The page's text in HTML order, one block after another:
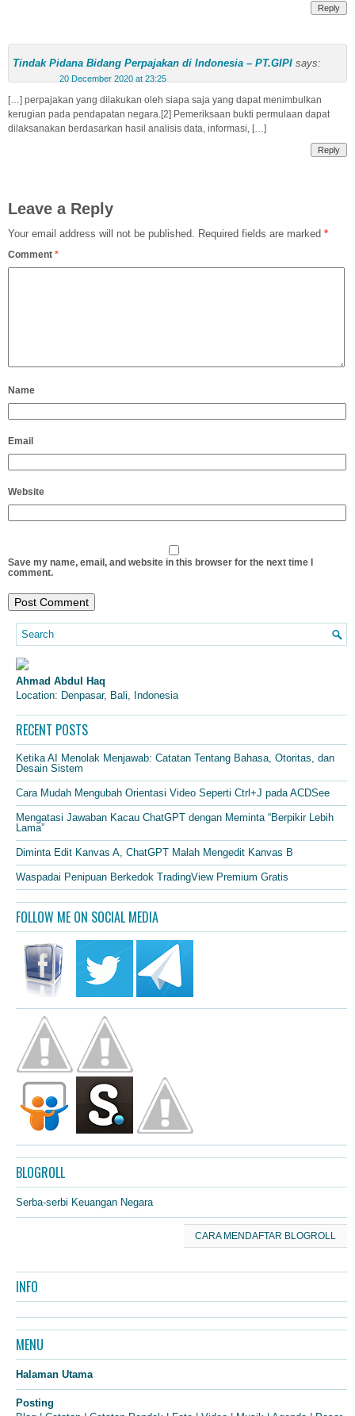
Reply
Tindak Pidana Bidang Perpajakan di Indonesia – PT.GIPI says:
20 December 2020 at 23:25
[…] perpajakan yang dilakukan oleh siapa saja yang dapat menimbulkan
kerugian pada pendapatan negara.[2] Pemeriksaan bukti permulaan dapat
dilaksanakan berdasarkan hasil analisis data, informasi, […]
Reply
Leave a Reply
Your email address will not be published. Required fields are marked *
Comment *
Name
Email
Website
Save my name, email, and website in this browser for the next time I
comment.
Ahmad Abdul Haq
Location: Denpasar, Bali, Indonesia
RECENT POSTS
Ketika AI Menolak Menjawab: Catatan Tentang Bahasa, Otoritas, dan
Desain Sistem
Cara Mudah Mengubah Orientasi Video Seperti Ctrl+J pada ACDSee
Mengatasi Jawaban Kacau ChatGPT dengan Meminta “Berpikir Lebih
Lama”
Diminta Edit Kanvas A, ChatGPT Malah Mengedit Kanvas B
Waspadai Penipuan Berkedok TradingView Premium Gratis
FOLLOW ME ON SOCIAL MEDIA
BLOGROLL
Serba-serbi Keuangan Negara
CARA MENDAFTAR BLOGROLL
INFO
MENU
Halaman Utama
Posting